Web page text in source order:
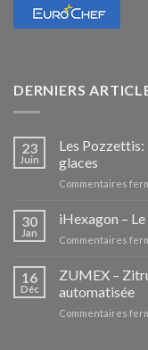
DERNIERS
23
Juin
Les Pozzettis:
glaces
Commentaires
30
Jan
iHexagon –
Commentaires
16
Déc
ZUMEX –
automatisée
Commentaires